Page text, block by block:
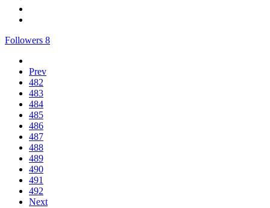
Followers 8
Prev
482
483
484
485
486
487
488
489
490
491
492
Next